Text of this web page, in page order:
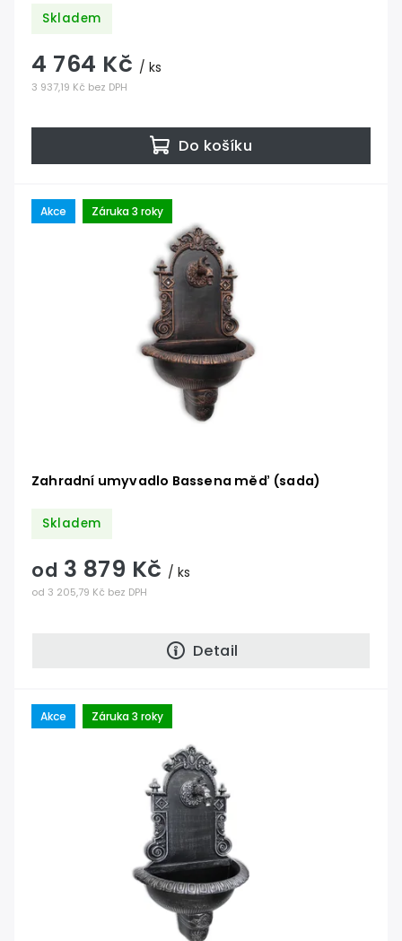
Skladem
3 937,19 Kč bez DPH
4 764 Kč / ks
Do košíku
Akce Záruka 3 roky
Zahradní umyvadlo Bassena měď (sada)
Skladem
od 3 205,79 Kč bez DPH
od 3 879 Kč / ks
Detail
Akce Záruka 3 roky